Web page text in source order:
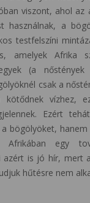
viszont, ahol az
használnak, a
testfelszíni
amelyek Afrika
(a
csak a
kötődnek vízhez,
Ezért
bögölyöket, hanem
egy
azért is jó hír, mert
hűtésre nem